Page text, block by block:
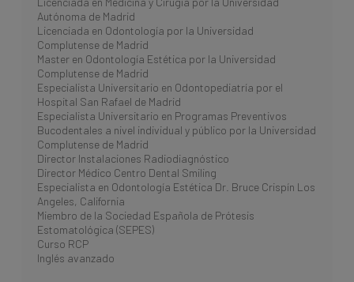
Autónoma de Madrid
Licenciada en Odontología por la Universidad
Complutense de Madrid
Master en Odontología Estética por la Universidad
Complutense de Madrid
Especialista Universitario en Odontopediatría por el
Hospital San Rafael de Madrid
Especialista Universitario en Programas Preventivos
Bucodentales a nivel individual y público por la Universidad
Complutense de Madrid
Director Instalaciones Radiodiagnóstico
Director Médico Centro Dental Smiling
Especialista en Odontología Estética Dr. Bruce Crispín Los
Angeles, California
Miembro de la Sociedad Española de Prótesis
Estomatológica (SEPES)
Curso RCP
Inglés avanzado